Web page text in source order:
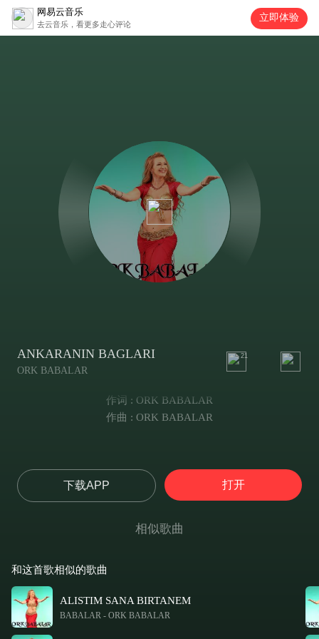
网易云音乐
去云音乐，看更多走心评论
立即体验
ANKARANIN BAGLARI
ORK BABALAR
21
作词 : ORK BABALAR
作曲 : ORK BABALAR
下载APP 打开
相似歌曲
和这首歌相似的歌曲
ALISTIM SANA BIRTANEM
BABALAR - ORK BABALAR